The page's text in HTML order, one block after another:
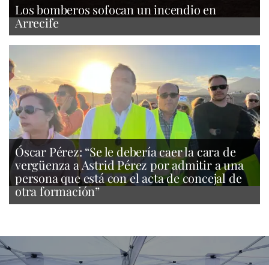
Los bomberos sofocan un incendio en
Arrecife
Óscar Pérez: “Se le debería caer la cara de
vergüenza a Astrid Pérez por admitir a una
persona que está con el acta de concejal de
otra formación”